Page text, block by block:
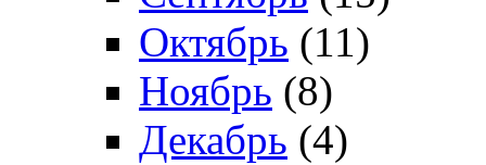
Октябрь (11)
Ноябрь (8)
Декабрь (4)